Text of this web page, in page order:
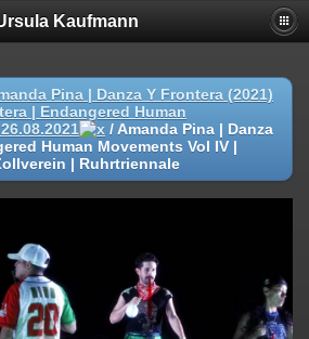
Kaufmann
Pina | Danza Y Frontera (2021)
| Endangered Human
/ Amanda Pina | Danza
Human Movements Vol IV |
| Ruhrtriennale